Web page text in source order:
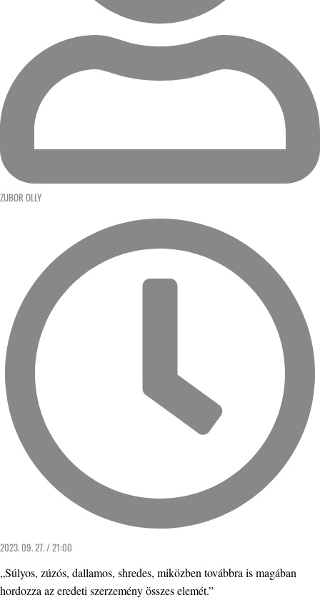
ZUBOR OLLY
2023. 09. 27. / 21:00
„Súlyos, zúzós, dallamos, shredes, miközben továbbra is magában
hordozza az eredeti szerzemény összes elemét.”